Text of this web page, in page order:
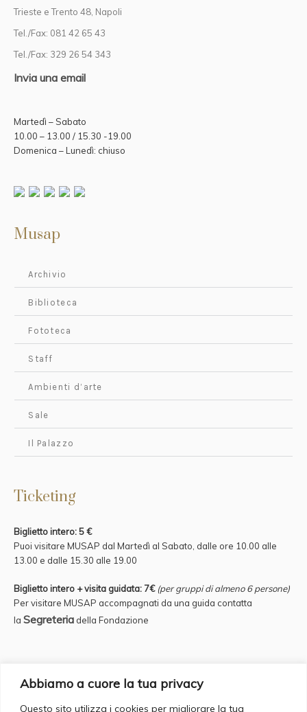
Abbiamo a cuore la tua privacy
Questo sito utilizza i cookies per migliorare la tua
Trieste e Trento 48, Napoli
Tel./Fax: 081 42 65 43
Tel./Fax: 329 26 54 343
Invia una email
Martedì – Sabato
10.00 – 13.00 / 15.30 -19.00
Domenica – Lunedì: chiuso
Musap
Archivio
Biblioteca
Fototeca
Staff
Ambienti d’arte
Sale
Il Palazzo
Ticketing
Biglietto intero: 5 €
Puoi visitare MUSAP dal Martedì al Sabato, dalle ore 10.00 alle
13.00 e dalle 15.30 alle 19.00
Biglietto intero + visita guidata: 7€ (per gruppi di almeno 6 persone)
Per visitare MUSAP accompagnati da una guida contatta
laSegreteria della Fondazione
Credits